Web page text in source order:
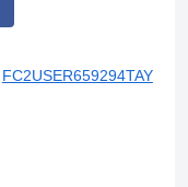
FC2USER659294TAY